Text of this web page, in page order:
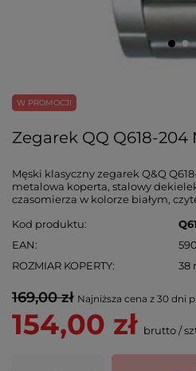
W PROMOCJI
Zegarek QQ Q618-204
Męski klasyczny zegarek Q&Q
metalowa koperta, stalowy
czasomierza w kolorze białym,
Kod produktu
EAN
ROZMIAR KOPERTY
38
169,00 zł Najniższa cena z 30 dni
154,00 zł brutto/